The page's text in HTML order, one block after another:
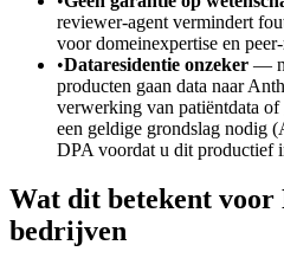
reviewer-agent vermindert
voor domeinexpertise en
•Dataresidentie onzeker —
producten gaan data naar
verwerking van patiëntdata
een geldige grondslag nodig
DPA voordat u dit productief
Wat dit betekent voor
bedrijven